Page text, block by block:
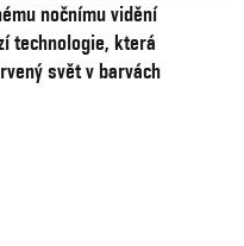
nočnímu vidění
technologie, která
svět v barvách